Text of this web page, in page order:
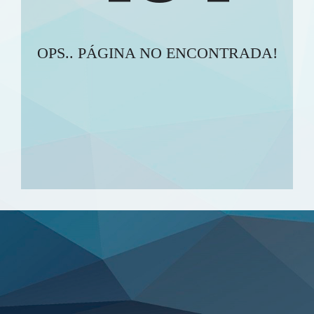
OPS.. PÁGINA NO ENCONTRADA!